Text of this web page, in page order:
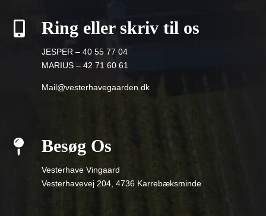
 Ring eller skriv til os
JESPER – 40 55 77 04
MARIUS – 42 71 60 61
Mail@vesterhavegaarden.dk
 Besøg Os
Vesterhave Vingaard
Vesterhavevej 204, 4736 Karrebæksminde